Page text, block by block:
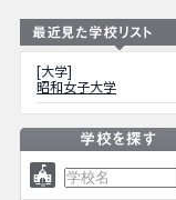
[大学]
昭和女子大学